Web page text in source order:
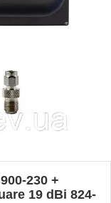
230 +
19 dBi 824-